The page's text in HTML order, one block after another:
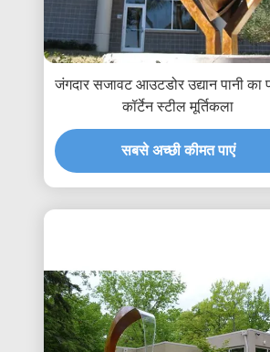
जंगदार सजावट आउटडोर उद्यान पानी का
कॉर्टेन स्टील मूर्तिकला
सबसे अच्छी कीमत पाएं